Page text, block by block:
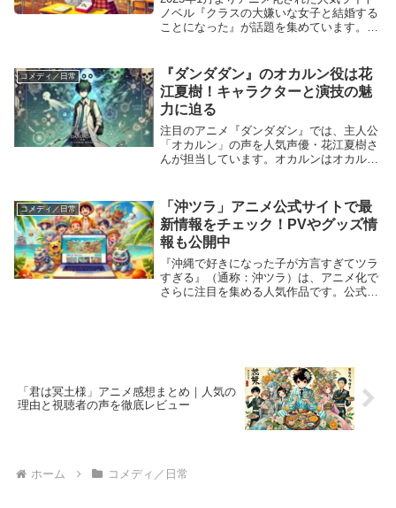
ノベル『クラスの大嫌いな女子と結婚する
ことになった』が話題を集めています。
ニメとして映像化されました。 今回は、
ア...
コメディ／日常
『ダンダダン』のオカルン役は花
江夏樹！キャラクターと演技の魅
力に迫る
注目のアニメ『ダンダダン』では、主人公
「オカルン」の声を人気声優・花江夏樹さ
んが担当しています。オカルンはオカルト
見事に表現しています。この記事では、オ
カルンのキャ...
コメディ／日常
「沖ツラ」アニメ公式サイトで最
新情報をチェック！PVやグッズ情
報も公開中
『沖縄で好きになった子が方言すぎてツラ
すぎる』（通称：沖ツラ）は、アニメ化で
さらに注目を集める人気作品です。公式サ
「君は冥土様」アニメ感想まとめ｜人気の
理由と視聴者の声を徹底レビュー
ホーム コメディ／日常